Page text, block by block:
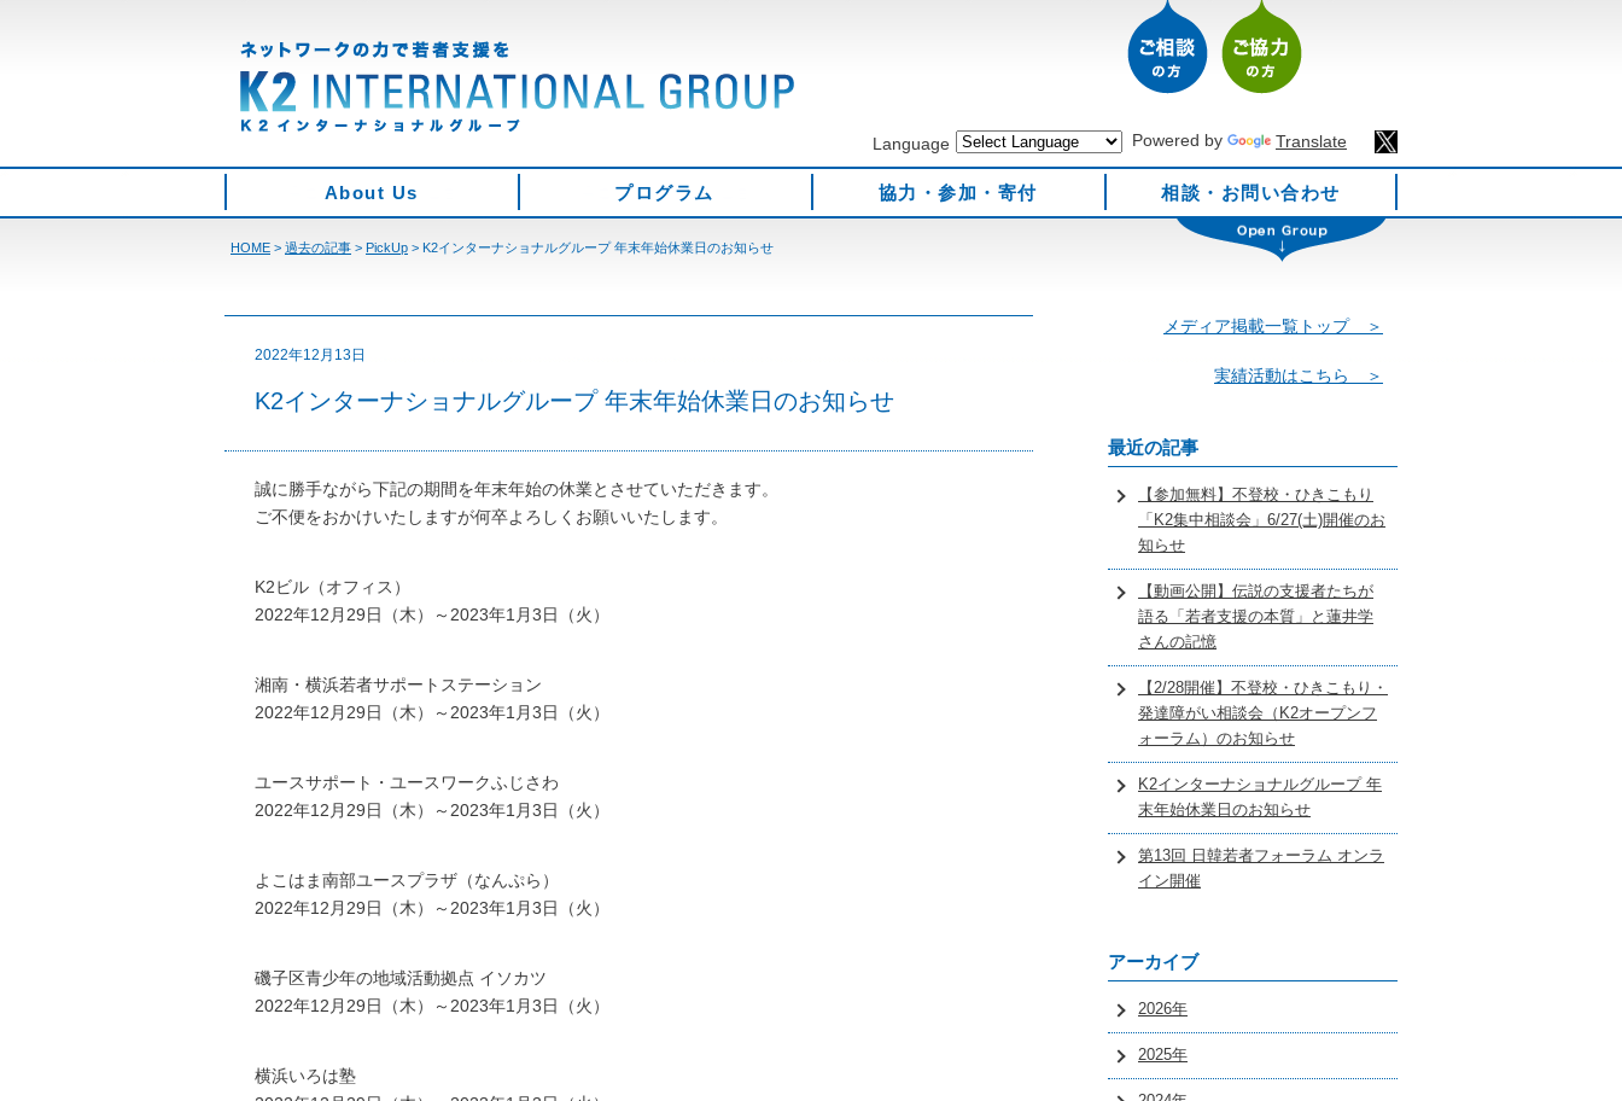
Language Powered by Translate
About Us プログラム 協力・参加・寄付 相談・お問い合わせ
HOME > 過去の記事 > PickUp > K2インターナショナルグループ 年末年始休業日のお知らせ
2022年12月13日
K2インターナショナルグループ 年末年始休業日のお知らせ
誠に勝手ながら下記の期間を年末年始の休業とさせていただきます。
ご不便をおかけいたしますが何卒よろしくお願いいたします。
K2ビル（オフィス）
2022年12月29日（木）～2023年1月3日（火）
湘南・横浜若者サポートステーション
2022年12月29日（木）～2023年1月3日（火）
ユースサポート・ユースワークふじさわ
2022年12月29日（木）～2023年1月3日（火）
よこはま南部ユースプラザ（なんぷら）
2022年12月29日（木）～2023年1月3日（火）
磯子区青少年の地域活動拠点 イソカツ
2022年12月29日（木）～2023年1月3日（火）
横浜いろは塾
メディア掲載一覧トップ ＞
実績活動はこちら ＞
最近の記事
【参加無料】不登校・ひきこもり
「K2集中相談会」6/27(土)開催のお
知らせ
【動画公開】伝説の支援者たちが
語る「若者支援の本質」と蓮井学
さんの記憶
【2/28開催】不登校・ひきこもり・
発達障がい相談会（K2オープンフ
ォーラム）のお知らせ
K2インターナショナルグループ 年
末年始休業日のお知らせ
第13回 日韓若者フォーラム オンラ
イン開催
アーカイブ
2026年
2025年